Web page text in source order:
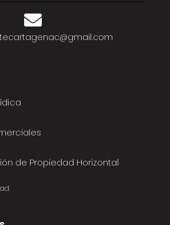
de Propiedad Horizontal